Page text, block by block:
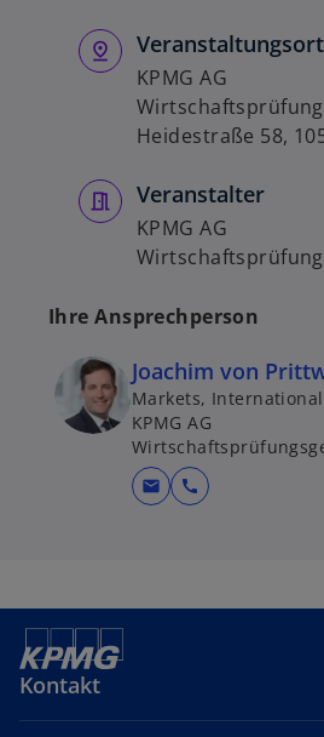
Veranstaltungsort
KPMG AG
Heidestraße 58,
Veranstalter
KPMG AG
Ihre Ansprechperson
Joachim von
Markets,
KPMG AG
mail call
Kontakt